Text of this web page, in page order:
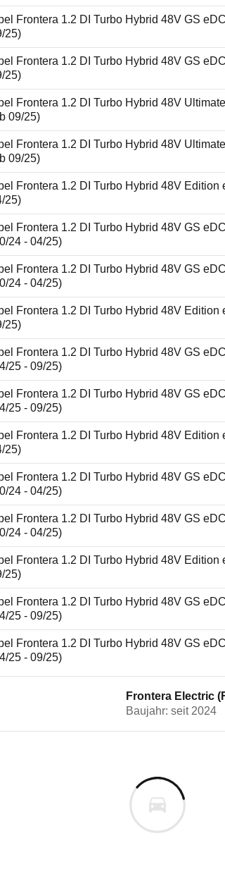
Frontera 1.2 DI Turbo Hybrid 48V GS
25)
Frontera 1.2 DI Turbo Hybrid 48V GS
25)
Frontera 1.2 DI Turbo Hybrid 48V
09/25)
Frontera 1.2 DI Turbo Hybrid 48V
09/25)
Frontera 1.2 DI Turbo Hybrid 48V Edition
25)
Frontera 1.2 DI Turbo Hybrid 48V GS
24 - 04/25)
Frontera 1.2 DI Turbo Hybrid 48V GS
24 - 04/25)
Frontera 1.2 DI Turbo Hybrid 48V Edition
25)
Frontera 1.2 DI Turbo Hybrid 48V GS
25 - 09/25)
Frontera 1.2 DI Turbo Hybrid 48V GS
25 - 09/25)
Frontera 1.2 DI Turbo Hybrid 48V Edition
25)
Frontera 1.2 DI Turbo Hybrid 48V GS
24 - 04/25)
Frontera 1.2 DI Turbo Hybrid 48V GS
24 - 04/25)
Frontera 1.2 DI Turbo Hybrid 48V Edition
25)
Frontera 1.2 DI Turbo Hybrid 48V GS
25 - 09/25)
Frontera 1.2 DI Turbo Hybrid 48V GS
25 - 09/25)
Frontera Electric
Baujahr: seit 2024